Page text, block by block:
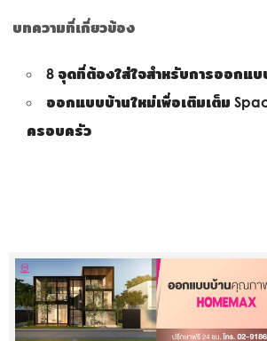
บทความที่เกี่ยวข้อง
8 จุดที่ต้องใส่ใจสำหรับการออกแบ
ออกแบบบ้านใหม่เพื่อเติมเต็ม
ครอบครัว